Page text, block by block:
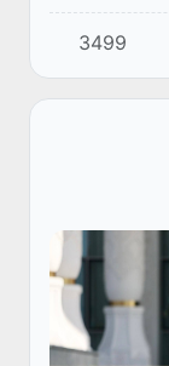
bilan
3499